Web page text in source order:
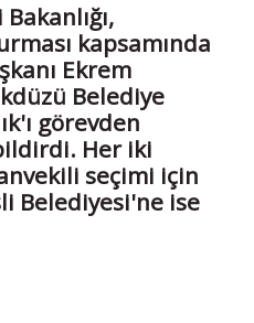
kapsamında
Ekrem
Belediye
görevden
Her iki
seçimi için
Belediyesi'ne ise